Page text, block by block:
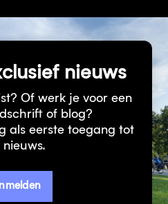
nieuws
Of werk je voor een
of blog?
als eerste toegang tot
nieuws.